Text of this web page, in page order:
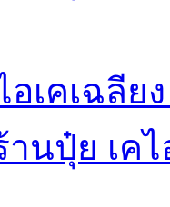
อเคเฉลี
านปุ๋ย เ